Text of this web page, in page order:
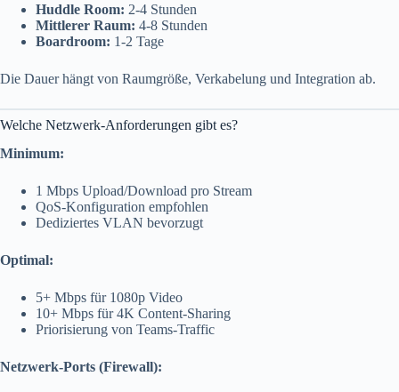
Huddle Room: 2-4 Stunden
Mittlerer Raum: 4-8 Stunden
Boardroom: 1-2 Tage
Die Dauer hängt von Raumgröße, Verkabelung und Integration ab.
Welche Netzwerk-Anforderungen gibt es?
Minimum:
1 Mbps Upload/Download pro Stream
QoS-Konfiguration empfohlen
Dediziertes VLAN bevorzugt
Optimal:
5+ Mbps für 1080p Video
10+ Mbps für 4K Content-Sharing
Priorisierung von Teams-Traffic
Netzwerk-Ports (Firewall):